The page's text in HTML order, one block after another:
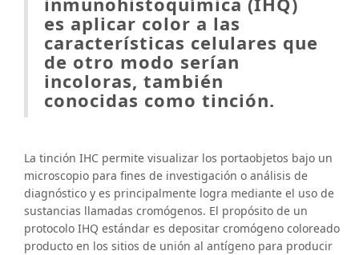
es aplicar color a las
características celulares que
de otro modo serían
incoloras, también
conocidas como tinción.
La tinción IHC permite visualizar los portaobjetos bajo un
microscopio para fines de investigación o análisis de
diagnóstico y es principalmente logra mediante el uso de
sustancias llamadas cromógenos. El propósito de un
protocolo IHQ estándar es depositar cromógeno coloreado
producto en los sitios de unión al antígeno para producir